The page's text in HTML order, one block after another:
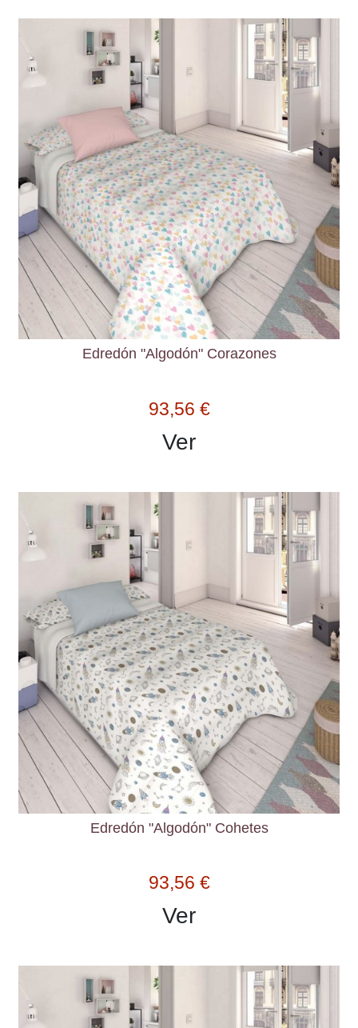
Edredón "Algodón" Corazones
93,56 €
Ver
Edredón "Algodón" Cohetes
93,56 €
Ver